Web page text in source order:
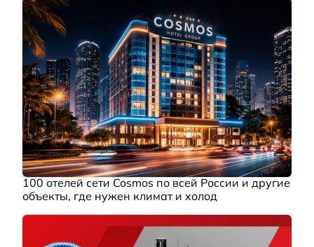
100 отелей сети Cosmos по всей России и другие
объекты, где нужен климат и холод